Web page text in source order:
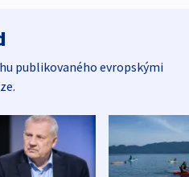
publikovaného evropskými